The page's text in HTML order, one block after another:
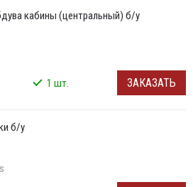
кабины (центральный) б/у
1 шт. ЗАКАЗАТЬ
б/у